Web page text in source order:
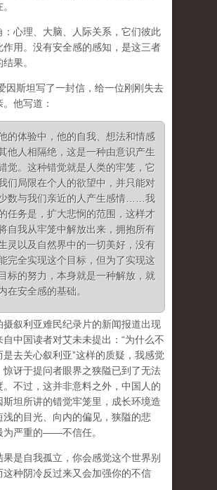
：心理、大脑、人际关系，它们彼此
作用。没有安全感的感知，是这三者
果。
因斯坦写了一封信，给一位刚刚失去
他写道：
的体验中，他的自我、想法和情感
他人相隔绝，这是一种由意识产生
觉。这种错觉就是人类的牢笼，它
们局限在个人的欲望中，并只能对
数与我们亲近的人产生感情……我
任务是，扩大悲悯的范围，这样才
自我从牢笼中解放出来，拥抱所有
灵以及自然界中的一切美好，没有
完全实现这个目标，但为了实现这
标的努力，本身就是一种解放，就
在安全感的基础。
摄叙利亚难民纪录片的新闻报道出现
自中国读者对艾未未提出：“为什么不
是去关心叙利亚”这样的质疑，我感觉
惊讶于提问者眼界之狭隘已到了无法
。不过，这并非意料之外，中国人的
斯坦所讲的错觉牢笼里，成长环境造
浅的目光、向内的偏见，狭隘的悲
为严重的——不信任。
果是自我孤立，你会感觉这个世界别
这种阴冷反过来又会加强你的不信